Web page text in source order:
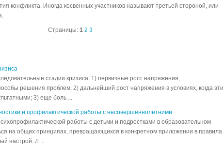
конфликта. Иногда косвенных участников называют третьей стороной, или
Страницы: 1 2 3
стадии кризиса: 1) первичные рост напряжения,
решения проблем; 2) дальнейший рост напряжения в условиях, когда эти
3) еще боль ...
и профилактической работы с несовершеннолетними
работы с детьми и подростками в образовательном
на общих принципах, превращающихся в конкретном приложении в правила
настрой. Л ...